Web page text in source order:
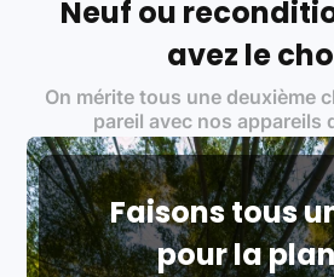
Labels environnementaux &
traitement des déchets
Produits testés et vérifiés
rigoureux (80 à 100 points
fonction des produits)
Respect des normes RAEE,
référentiel QualiRepar
Neuf ou
avez le
On mérite tous une deuxième
pareil avec nos appareils
Faisons tous
pour la